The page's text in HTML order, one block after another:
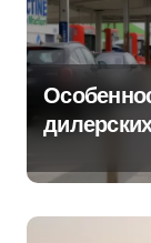
крупных